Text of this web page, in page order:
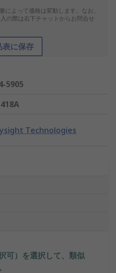
よって価格は変動します。なお、
の際は右下チャットからお問合せ
表に保存
5905
Technologies
可）を選択して、類似